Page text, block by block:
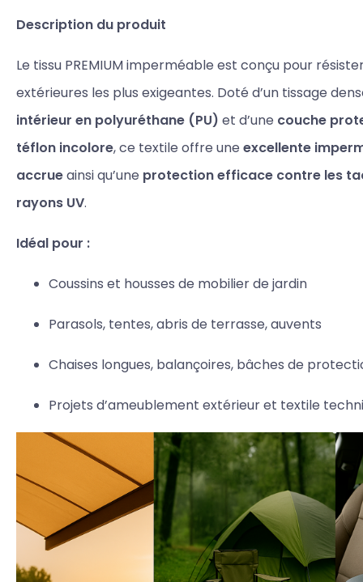
Description du produit
Le tissu PREMIUM imperméable est conçu pour
extérieures les plus exigeantes. Doté d’un tissage
intérieur en polyuréthane (PU) et d’une couche
téflon incolore, ce textile offre une excellente
accrueainsi qu’une protection efficace contre les
rayons UV.
Idéal pour :
Coussins et housses de mobilier de jardin
Parasols, tentes, abris de terrasse, auvents
Chaises longues, balançoires, bâches de
Projets d’ameublement extérieur et textile